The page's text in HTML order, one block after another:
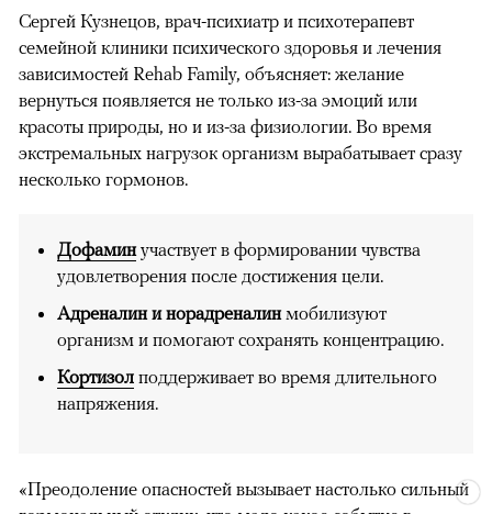
Сергей Кузнецов, врач-психиатр и психотерапевт
семейной клиники психического здоровья и лечения
зависимостей Rehab Family, объясняет: желание
вернуться появляется не только из-за эмоций или
красоты природы, но и из-за физиологии. Во время
экстремальных нагрузок организм вырабатывает сразу
несколько гормонов.
Дофаминучаствует в формировании чувства
удовлетворения после достижения цели.
Адреналин и норадреналинмобилизуют
организм и помогают сохранять концентрацию.
Кортизол поддерживает во время длительного
напряжения.
«Преодоление опасностей вызывает настолько сильный